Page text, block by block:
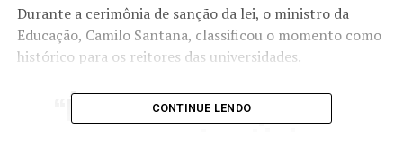
Durante a cerimônia de sanção da lei, o ministro da
Educação, Camilo Santana, classificou o momento como
histórico para os reitores das universidades.
“É o fim da lista tríplice
CONTINUE LENDO